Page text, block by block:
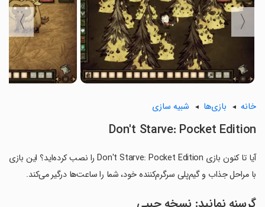
〈
〉
خانه بازی‌ها شبیه سازی
Don't Starve: Pocket Edition
آیا تا کنون بازی Don't Starve: Pocket Edition را نصب کرده‌اید؟ این بازی
با مراحل جذاب و گیم‌پلی سرگرم‌کننده خود، شما را ساعت‌ها درگیر می‌کند.